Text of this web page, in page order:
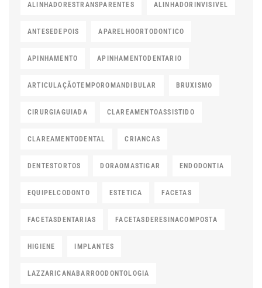
ALINHADORESTRANSPARENTES ALINHADORINVISIVEL
ANTESEDEPOIS APARELHOORTODONTICO
APINHAMENTO APINHAMENTODENTARIO
ARTICULAÇÃOTEMPOROMANDIBULAR BRUXISMO
CIRURGIAGUIADA CLAREAMENTOASSISTIDO
CLAREAMENTODENTAL CRIANCAS
DENTESTORTOS DORAOMASTIGAR ENDODONTIA
EQUIPELCODONTO ESTETICA FACETAS
FACETASDENTARIAS FACETASDERESINACOMPOSTA
HIGIENE IMPLANTES
LAZZARICANABARROODONTOLOGIA